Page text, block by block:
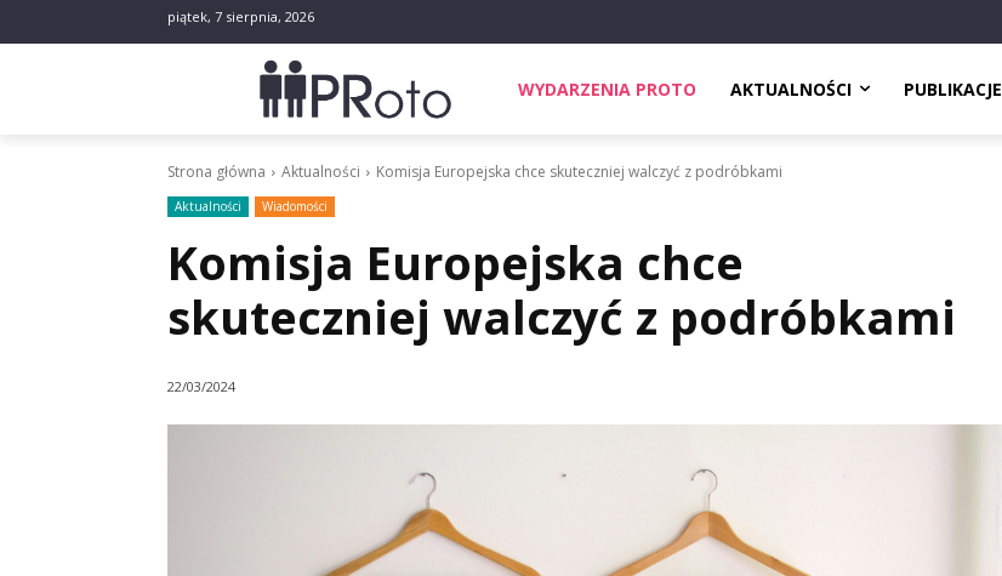
piątek, 7 sierpnia, 2026
WYDARZENIA PROTO AKTUALNOŚCI PUBLIKACJE
Strona główna Aktualności Komisja Europejska chce skuteczniej walczyć z podróbkami
Aktualności Wiadomości
Komisja Europejska chce
skuteczniej walczyć z podróbkami
22/03/2024